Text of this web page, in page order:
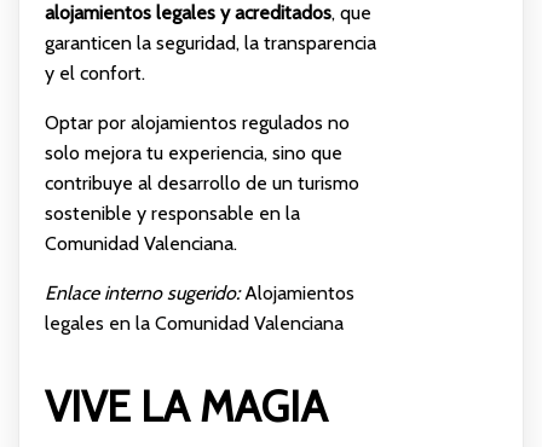
alojamientos legales y acreditados, que
garanticen la seguridad, la transparencia
y el confort.
Optar por alojamientos regulados no
solo mejora tu experiencia, sino que
contribuye al desarrollo de un turismo
sostenible y responsable en la
Comunidad Valenciana.
Enlace interno sugerido: Alojamientos
legales en la Comunidad Valenciana
VIVE LA MAGIA